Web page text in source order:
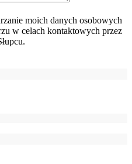
moich danych osobowych
w celach kontaktowych przez